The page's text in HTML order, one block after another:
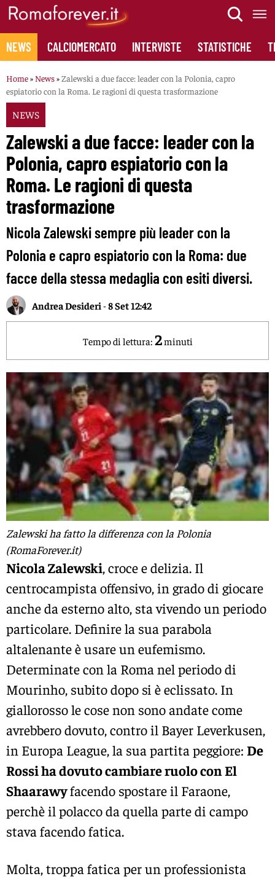
Skip
content
NEWS CALCIOMERCATO INTERVISTE STATISTICHE
Home» News»Zalewski a due facce: leader con la Polonia, capro
espiatorio con la Roma. Le ragioni di questa trasformazione
NEWS
Zalewski a due facce: leader con la
Polonia, capro espiatorio con la
Roma. Le ragioni di questa
trasformazione
Nicola Zalewski sempre più leader con la
Polonia e capro espiatorio con la Roma: due
facce della stessa medaglia con esiti diversi.
Andrea Desideri -8 Set 12:42
Tempo di lettura: 2minuti
Zalewski ha fatto la differenza con la Polonia
(RomaForever.it)
Nicola Zalewski, croce e delizia. Il
centrocampista offensivo, in grado di giocare
anche da esterno alto, sta vivendo un periodo
particolare. Definire la sua parabola
altalenante è usare un eufemismo.
Determinate con la Roma nel periodo di
Mourinho, subito dopo si è eclissato. In
giallorosso le cose non sono andate come
avrebbero dovuto, contro il Bayer Leverkusen,
in Europa League, la sua partita peggiore: De
Rossi ha dovuto cambiare ruolo con El
Shaarawyfacendo spostare il Faraone,
perchè il polacco da quella parte di campo
stava facendo fatica.
Molta, troppa fatica per un professionista